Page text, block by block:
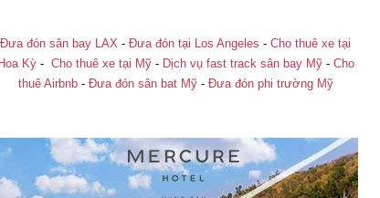
Đưa đón sân bay LAX - Đưa đón tại Los Angeles - Cho thuê xe tại
Hoa Kỳ- Cho thuê xe tại Mỹ- Dịch vụ fast track sân bay Mỹ- Cho
thuê Airbnb- Đưa đón sân bat Mỹ- Đưa đón phi trường Mỹ